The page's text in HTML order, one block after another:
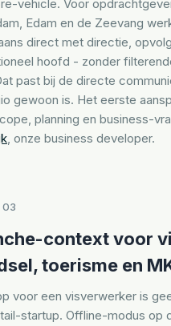
vehicle. Voor
Edam en de Zeevang
direct met directie,
hoofd - zonder
past bij de directe
gewoon is. Het eerste
planning en business-
, onze business developer.
03
context voor
toerisme en
voor een visverwerker is
startup. Offline-modus op